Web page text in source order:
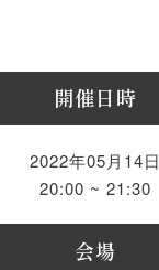
開催日時
2022年05月14日
20:00 ~ 21:30
会場